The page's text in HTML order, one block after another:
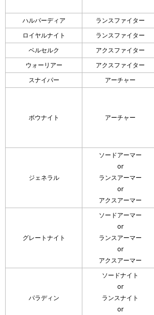
ハルバーディア
ランスファイター
ロイヤルナイト
ランスファイター
ベルセルク
アクスファイター
ウォーリアー
アクスファイター
スナイパー
アーチャー
ボウナイト アーチャー
ジェネラル
ソードアーマー
or
ランスアーマー
or
アクスアーマー
グレートナイト
ソードアーマー
or
ランスアーマー
or
アクスアーマー
パラディン
ソードナイト
or
ランスナイト
or